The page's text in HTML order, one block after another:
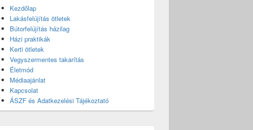
Kezdőlap
Lakásfelújítás ötletek
Bútorfelújítás házilag
Házi praktikák
Kerti ötletek
Vegyszermentes takarítás
Életmód
Médiaajánlat
Kapcsolat
ÁSZF és Adatkezelési Tájékoztató